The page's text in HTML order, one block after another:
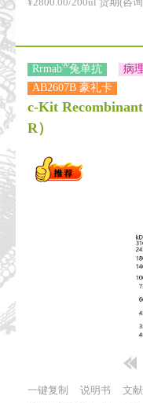
¥2800.00/200ul 货期(咨
Rrmab®兔单抗 病
AB2607B 豪礼卡
c-Kit
R）
一键复制 说明书 文